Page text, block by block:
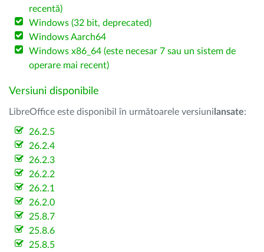
recentă)
Windows (32 bit, deprecated)
Windows Aarch64
Windows x86_64 (este necesar 7 sau un sistem de
operare mai recent)
Versiuni disponibile
LibreOffice este disponibil în următoarele versiuni lansate:
26.2.5
26.2.4
26.2.3
26.2.2
26.2.1
26.2.0
25.8.7
25.8.6
25.8.5